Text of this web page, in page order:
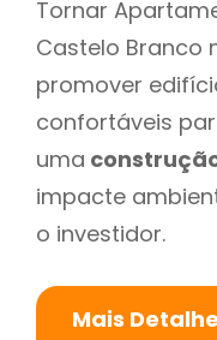
Tornar
Castelo Branco
promover
confortáveis
uma
impacte
o investidor.
Mais